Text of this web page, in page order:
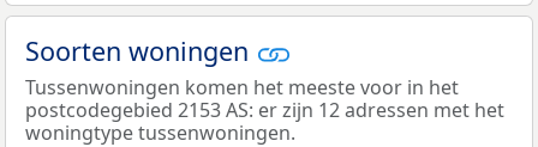
Soorten woningen
Tussenwoningen komen het meeste voor in het
postcodegebied 2153 AS: er zijn 12 adressen met het
woningtype tussenwoningen.